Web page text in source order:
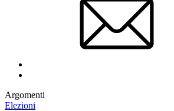
Argomenti
Elezioni